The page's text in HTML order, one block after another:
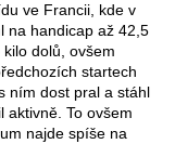
ve Francii, kde v
na handicap až 42,5
dolů, ovšem
startech
ním dost pral a stáhl
aktivně. To ovšem
najde spíše na